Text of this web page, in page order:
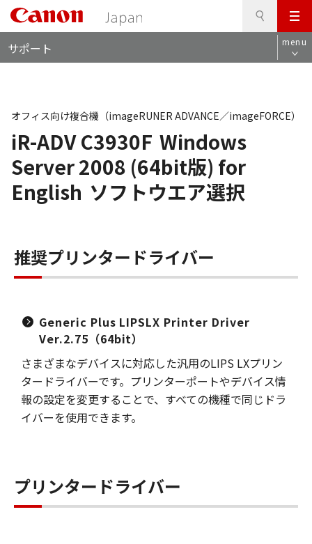
メ
ニ
ュ
サポート menu
iR-ADV C3930F Windows
Server 2008 (64bit版) for
English ソフトウエア選択
オフィス向け複合機（imageRUNER ADVANCE／imageFORCE）
推奨プリンタードライバー
Generic Plus LIPSLX Printer Driver
Ver.2.75（64bit）
さまざまなデバイスに対応した汎用のLIPS LXプリン
タードライバーです。プリンターポートやデバイス情
報の設定を変更することで、すべての機種で同じドラ
イバーを使用できます。
プリンタードライバー